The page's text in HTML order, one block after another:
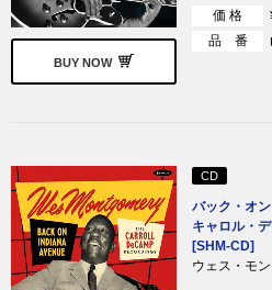
BUY NOW
価 格
品 番
CD
バック・オ
キャロル・
[SHM-CD]
ウェス・モ